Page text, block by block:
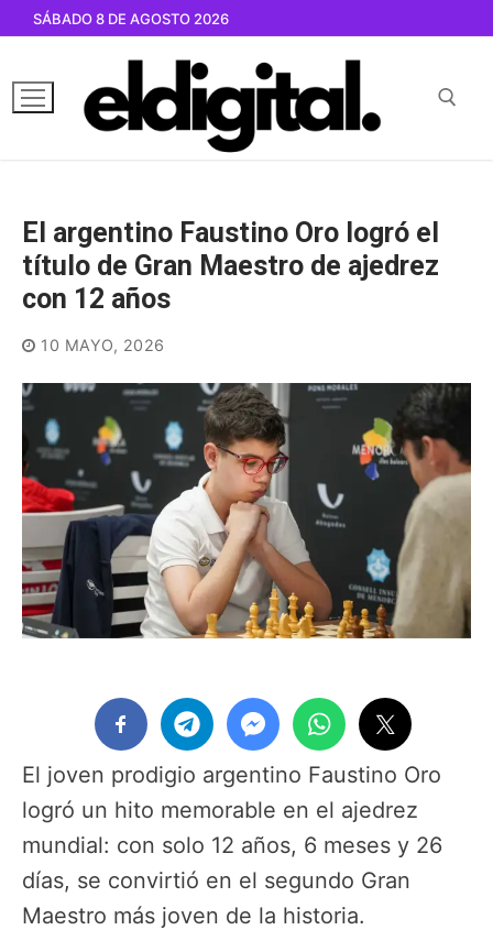
contenido
SÁBADO 8 DE AGOSTO 2026
El argentino Faustino Oro logró el
título de Gran Maestro de ajedrez
con 12 años
10 MAYO, 2026
El joven prodigio argentino Faustino Oro
logró un hito memorable en el ajedrez
mundial: con solo 12 años, 6 meses y 26
días, se convirtió en el segundo Gran
Maestro más joven de la historia.